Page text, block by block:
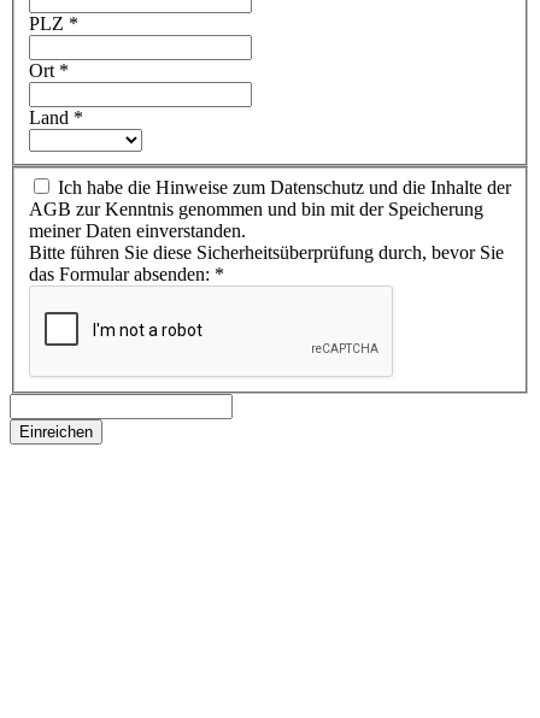
PLZ *
Ort *
Land *
Ich habe die Hinweise zum Datenschutz und die Inhalte der
AGB zur Kenntnis genommen und bin mit der Speicherung
meiner Daten einverstanden.
Bitte führen Sie diese Sicherheitsüberprüfung durch, bevor Sie
das Formular absenden: *